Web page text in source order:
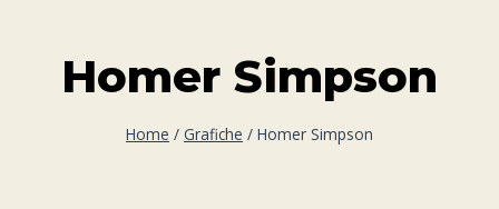
Homer Simpson
Home / Grafiche / Homer Simpson